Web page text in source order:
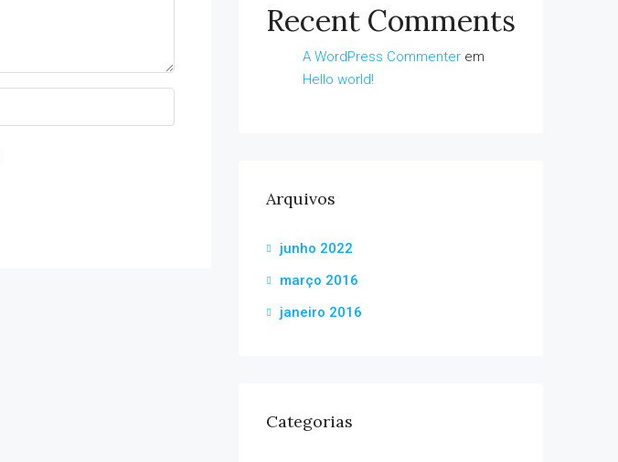
Recent Comments
A WordPress Commenter em
Hello world!
Arquivos
junho 2022
março 2016
janeiro 2016
Categorias